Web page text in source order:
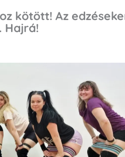
kötött! Az
Hajrá!